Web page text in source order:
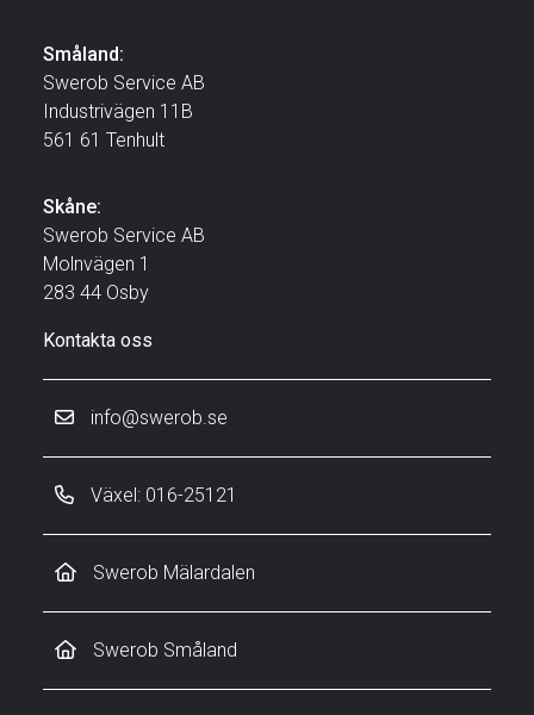
Småland:
Swerob Service AB
Industrivägen 11B
561 61 Tenhult
Skåne:
Swerob Service AB
Molnvägen 1
283 44 Osby
Kontakta oss
info@swerob.se
Växel: 016-25121
Swerob Mälardalen
Swerob Småland